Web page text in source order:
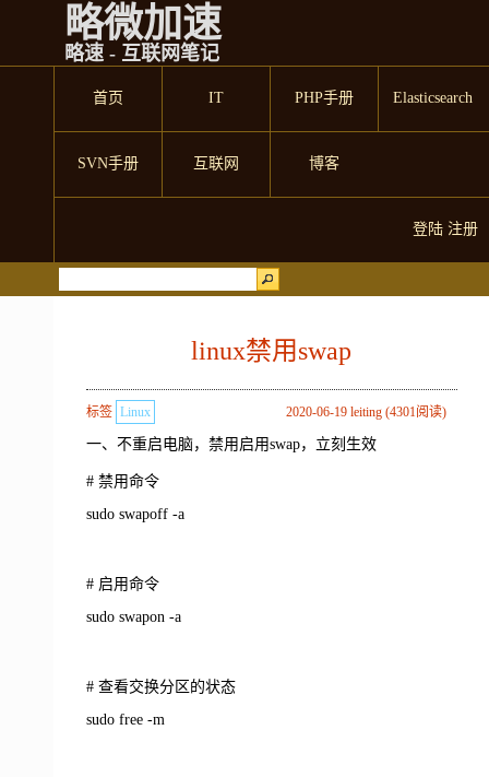
略微加速
略速 - 互联网笔记
首页 IT PHP手册 Elasticsearch
SVN手册 互联网 博客
登陆 注册
linux禁用swap
2020-06-19 leiting (4301阅读)
标签 Linux
一、不重启电脑，禁用启用swap，立刻生效
# 禁用命令
sudo swapoff -a
# 启用命令
sudo swapon -a
# 查看交换分区的状态
sudo free -m